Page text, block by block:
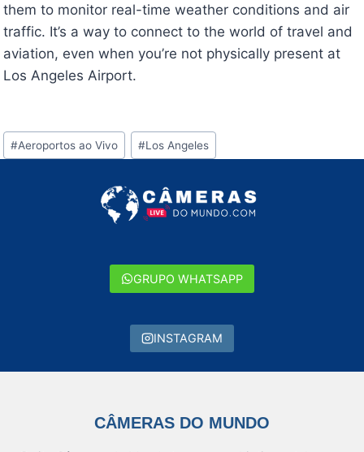
them to monitor real-time weather conditions and air
traffic. It’s a way to connect to the world of travel and
aviation, even when you’re not physically present at
Los Angeles Airport.
Tags
do
#Aeroportos ao Vivo #Los Angeles
GRUPO WHATSAPP
INSTAGRAM
CÂMERAS DO MUNDO